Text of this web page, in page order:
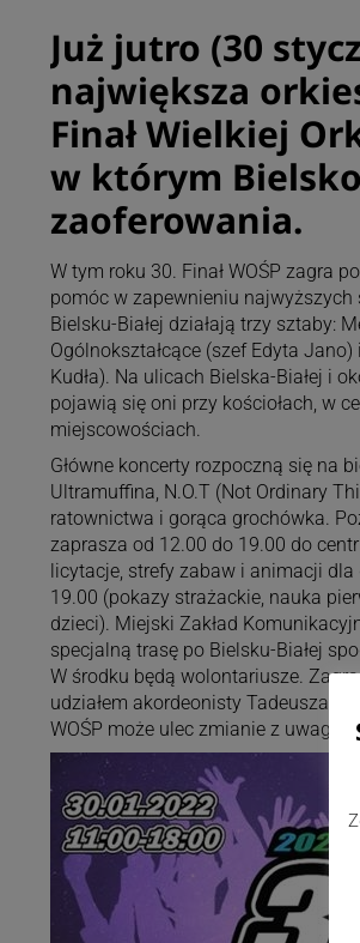
Już jutro (30
największa
Finał Wielkiej
w którym
zaoferowania.
W tym roku 30. Finał WOŚP zagra
pomóc w zapewnieniu
Bielsku-Białej działają trzy sztaby:
Ogólnokształcące (szef Edyta
Kudła). Na ulicach Bielska-Białej i
pojawią się oni przy kościołach, w
miejscowościach.
Główne koncerty rozpoczną się na
Ultramuffina, N.O.T (Not Ordinary
ratownictwa i gorąca grochówka.
zaprasza od 12.00 do 19.00 do
licytacje, strefy zabaw i animacji
19.00 (pokazy strażackie, nauka
dzieci). Miejski Zakład
specjalną trasę po Bielsku-Białej
W środku będą wolontariusze.
udziałem akordeonisty Tadeusza
WOŚP może ulec zmianie z uwagi